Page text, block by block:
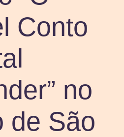
Conto
no
de São